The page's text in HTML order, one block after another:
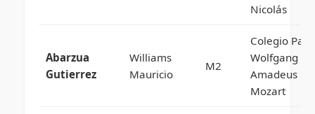
Nicolás
Abarzua
Gutierrez
Williams
Mauricio
M2
Colegio
Wolfgang
Amadeus
Mozart